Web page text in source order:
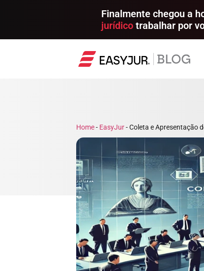
Finalmente chegou a
jurídico trabalhar por
Home- EasyJur-Coleta e Apresentação